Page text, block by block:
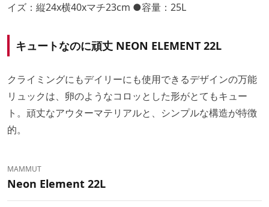
イズ：縦24x横40xマチ23cm ●容量：25L
キュートなのに頑丈 NEON ELEMENT 22L
クライミングにもデイリーにも使用できるデザインの万能
リュックは、卵のようなコロッとした形がとてもキュー
ト。頑丈なアウターマテリアルと、シンプルな構造が特徴
的。
MAMMUT
Neon Element 22L